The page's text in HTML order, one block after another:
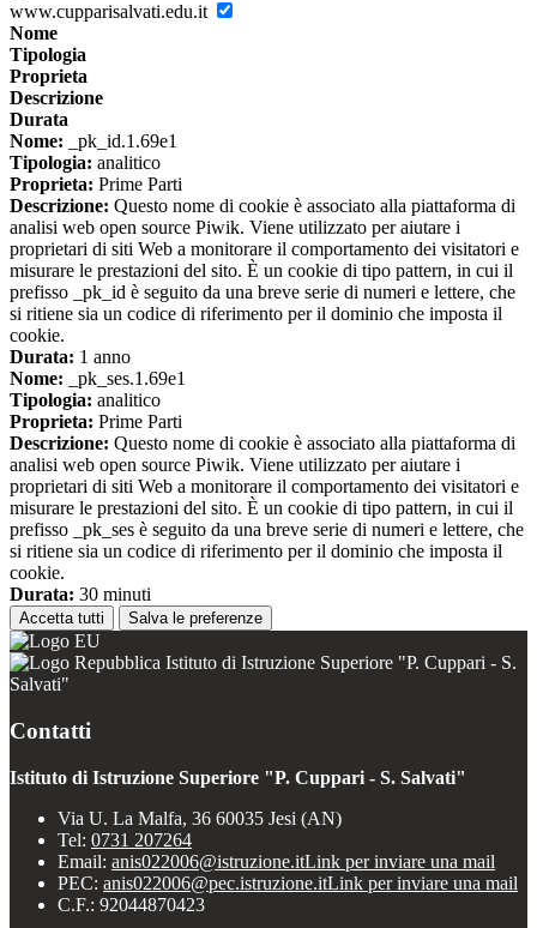
www.cupparisalvati.edu.it
Nome
Tipologia
Proprieta
Descrizione
Durata
Nome: _pk_id.1.69e1
Tipologia: analitico
Proprieta: Prime Parti
Descrizione: Questo nome di cookie è associato alla piattaforma di
analisi web open source Piwik. Viene utilizzato per aiutare i
proprietari di siti Web a monitorare il comportamento dei visitatori e
misurare le prestazioni del sito. È un cookie di tipo pattern, in cui il
prefisso _pk_id è seguito da una breve serie di numeri e lettere, che
si ritiene sia un codice di riferimento per il dominio che imposta il
cookie.
Durata: 1 anno
Nome: _pk_ses.1.69e1
Tipologia: analitico
Proprieta: Prime Parti
Descrizione: Questo nome di cookie è associato alla piattaforma di
analisi web open source Piwik. Viene utilizzato per aiutare i
proprietari di siti Web a monitorare il comportamento dei visitatori e
misurare le prestazioni del sito. È un cookie di tipo pattern, in cui il
prefisso _pk_ses è seguito da una breve serie di numeri e lettere, che
si ritiene sia un codice di riferimento per il dominio che imposta il
cookie.
Durata: 30 minuti
Accetta tutti Salva le preferenze
Istituto di Istruzione Superiore "P. Cuppari - S.
Salvati"
Contatti
Istituto di Istruzione Superiore "P. Cuppari - S. Salvati"
Via U. La Malfa, 36 60035 Jesi (AN)
Tel: 0731 207264
Email: anis022006@istruzione.itLink per inviare una mail
PEC: anis022006@pec.istruzione.itLink per inviare una mail
C.F.: 92044870423